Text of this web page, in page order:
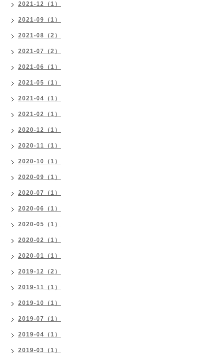
2021-12（1）
2021-09（1）
2021-08（2）
2021-07（2）
2021-06（1）
2021-05（1）
2021-04（1）
2021-02（1）
2020-12（1）
2020-11（1）
2020-10（1）
2020-09（1）
2020-07（1）
2020-06（1）
2020-05（1）
2020-02（1）
2020-01（1）
2019-12（2）
2019-11（1）
2019-10（1）
2019-07（1）
2019-04（1）
2019-03（1）